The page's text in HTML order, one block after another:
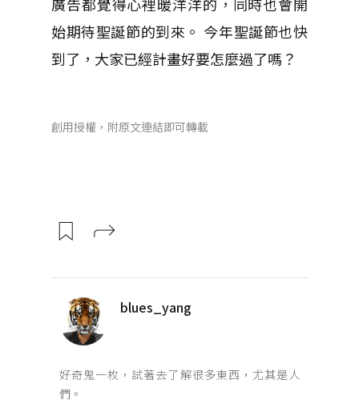
廣告都覺得心裡暖洋洋的，同時也會開
始期待聖誕節的到來。 今年聖誕節也快
到了，大家已經計畫好要怎麼過了嗎？
創用授權，附原文連結即可轉載
blues_yang
好奇鬼一枚，試著去了解很多東西，尤其是人
們。